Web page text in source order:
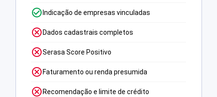
Indicação de empresas vinculadas
Dados cadastrais completos
Serasa Score Positivo
Faturamento ou renda presumida
Recomendação e limite de crédito